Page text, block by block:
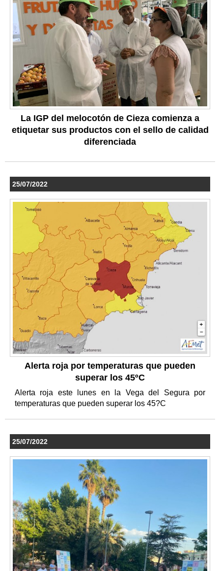
La IGP del melocotón de Cieza comienza a
etiquetar sus productos con el sello de calidad
diferenciada
25/07/2022
Alerta roja por temperaturas que pueden
superar los 45ºC
Alerta roja este lunes en la Vega del Segura por
temperaturas que pueden superar los 45?C
25/07/2022